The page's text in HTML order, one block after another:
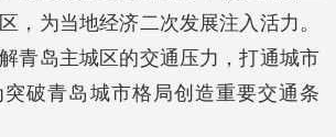
，为当地经济二次发展注入活力。
青岛主城区的交通压力，打通城市
破青岛城市格局创造重要交通条